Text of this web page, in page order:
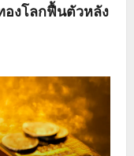
องโลกฟื้นตัวหลัง